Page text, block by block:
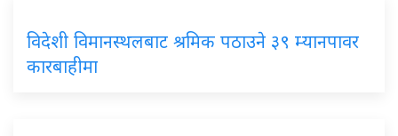
विदेशी विमानस्थलबाट श्रमिक पठाउने ३९ म्यानपावर
कारबाहीमा